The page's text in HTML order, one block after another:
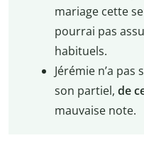
mariage cette
pourrai pas
habituels.
Jérémie n’a
son partiel, de
mauvaise note.